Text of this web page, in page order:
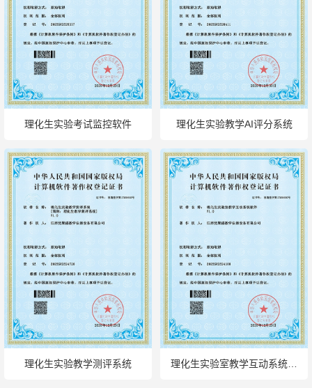
理化生实验考试监控软件 理化生实验教学AI评分系统
理化生实验教学测评系统
理化生实验室教学互动系统软